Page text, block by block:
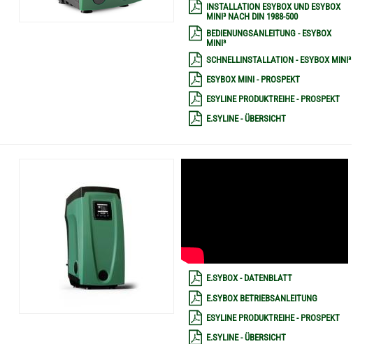
INSTALLATION ESYBOX UND ESYBOX
MINI³ NACH DIN 1988-500
BEDIENUNGSANLEITUNG - ESYBOX
MINI³
SCHNELLINSTALLATION - ESYBOX MINI³
ESYBOX MINI - PROSPEKT
ESYLINE PRODUKTREIHE - PROSPEKT
E.SYLINE - ÜBERSICHT
E.SYBOX - DATENBLATT
E.SYBOX BETRIEBSANLEITUNG
ESYLINE PRODUKTREIHE - PROSPEKT
E.SYLINE - ÜBERSICHT